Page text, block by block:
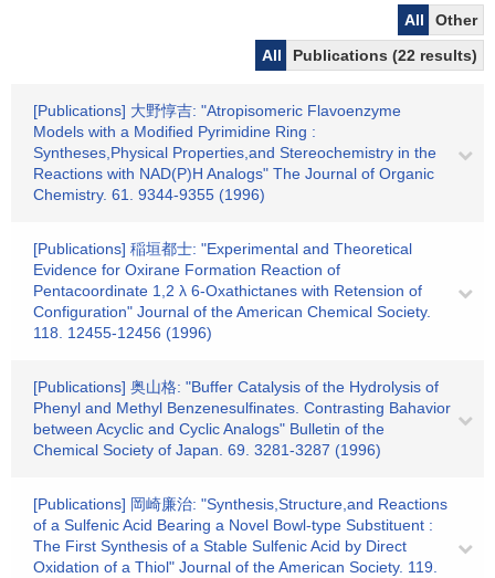
All
Other
All
Publications (22 results)
[Publications] 大野惇吉: "Atropisomeric Flavoenzyme
Models with a Modified Pyrimidine Ring :
Syntheses,Physical Properties,and Stereochemistry in the
Reactions with NAD(P)H Analogs" The Journal of Organic
Chemistry. 61. 9344-9355 (1996)
[Publications] 稲垣都士: "Experimental and Theoretical
Evidence for Oxirane Formation Reaction of
Pentacoordinate 1,2 λ 6-Oxathictanes with Retension of
Configuration" Journal of the American Chemical Society.
118. 12455-12456 (1996)
[Publications] 奥山格: "Buffer Catalysis of the Hydrolysis of
Phenyl and Methyl Benzenesulfinates. Contrasting Bahavior
between Acyclic and Cyclic Analogs" Bulletin of the
Chemical Society of Japan. 69. 3281-3287 (1996)
[Publications] 岡崎廉治: "Synthesis,Structure,and Reactions
of a Sulfenic Acid Bearing a Novel Bowl-type Substituent :
The First Synthesis of a Stable Sulfenic Acid by Direct
Oxidation of a Thiol" Journal of the American Society. 119.